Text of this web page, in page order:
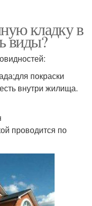
кладку в
виды?
покраски
внутри жилища.
проводится по